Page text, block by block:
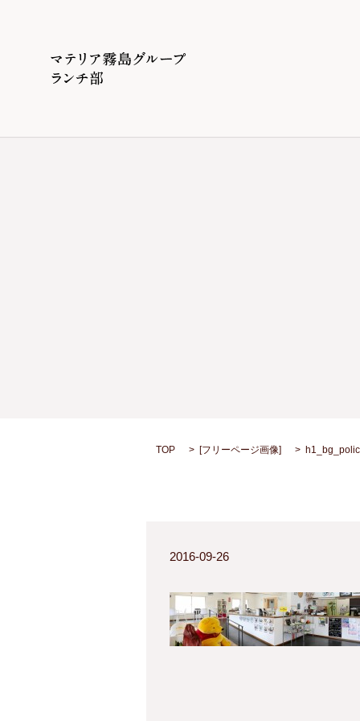
TOP [フリーページ画像]
2016-09-26